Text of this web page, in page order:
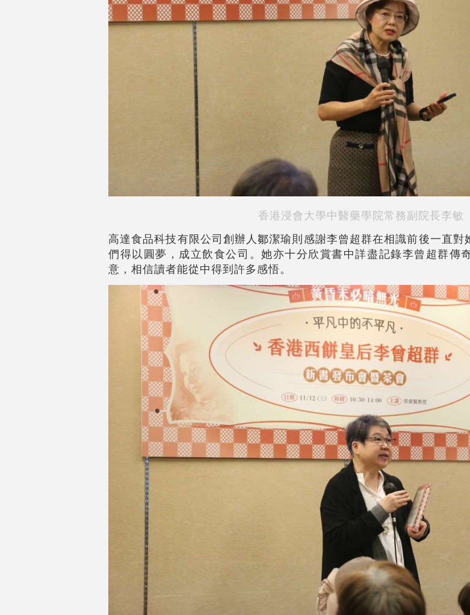
香港浸會大學中醫藥學院常務副院長李敏
高達食品科技有限公司創辦人鄒潔瑜則感謝李曾超群在相識前後一直
們得以圓夢，成立飲食公司。她亦十分欣賞書中詳盡記錄李曾超群傳
意，相信讀者能從中得到許多感悟。